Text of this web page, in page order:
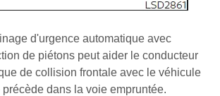
d'urgence automatique avec
de piétons peut aider le conducteur
de collision frontale avec le véhicule
dans la voie empruntée.